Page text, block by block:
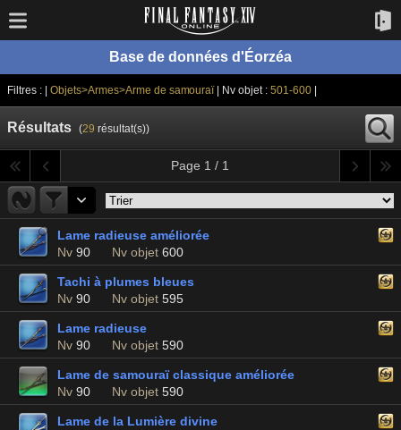
Base de données d'Éorzéa
Filtres : | Objets>Armes>Arme de samouraï | Nv objet :501-600
Résultats (29 résultat(s))
Page 1 / 1
Lame radieuse améliorée
Nv 90 Nv objet 600
Tachi à plumes bleues
Nv 90 Nv objet 595
Lame radieuse
Nv 90 Nv objet 590
Lame de samouraï classique améliorée
Nv 90 Nv objet 590
Lame de la Lumière divine